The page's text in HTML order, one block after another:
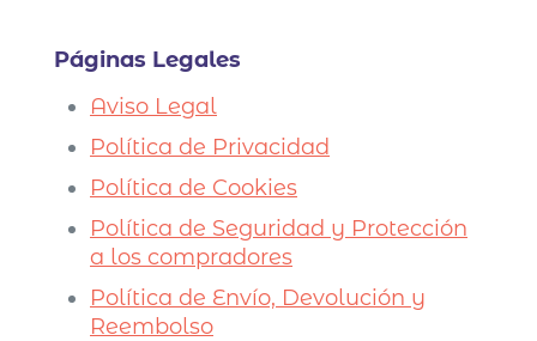
Páginas Legales
Aviso Legal
Política de Privacidad
Política de Cookies
Política de Seguridad y Protección
a los compradores
Política de Envío, Devolución y
Reembolso